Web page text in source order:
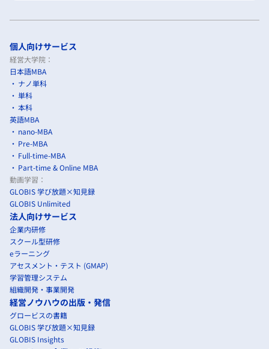
個人向けサービス
経営大学院：
日本語MBA
ナノ単科
単科
本科
英語MBA
nano-MBA
Pre-MBA
Full-time-MBA
Part-time & Online MBA
動画学習：
GLOBIS 学び放題×知見録
GLOBIS Unlimited
法人向けサービス
企業内研修
スクール型研修
eラーニング
アセスメント・テスト (GMAP)
学習管理システム
組織開発・事業開発
経営ノウハウの出版・発信
グロービスの書籍
GLOBIS 学び放題×知見録
GLOBIS Insights